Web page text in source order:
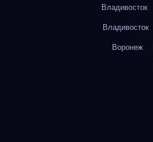
Владивосток
Владивосток
Воронеж